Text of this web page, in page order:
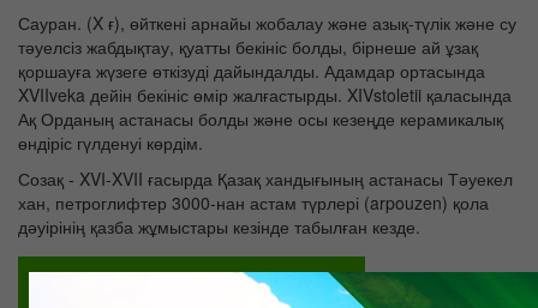
Сауран. (X ғ), өйткені арнайы жобалау және азық-түлік және су
тәуелсіз жабдықтау, қуатты бекініс болды, бірнеше ай ұзақ
қоршауға жүзеге өткізуді дайындалды. Адамдар ортасында
XVIIveka дейін бекініс өмір жалғастырды. XIVstoletii қаласында
Ақ Орданың астанасы болды және осы кезеңде керамикалық
өндіріс гүлденуі көрдім.
Созақ - XVI-XVII ғасырда Қазақ хандығының астанасы Тәуекел
хан, петроглифтер 3000-нан астам түрлері (arpouzen) қола
дәуірінің қазба жұмыстары кезінде табылған кезде.
Саяхатқа тапсырыс беру